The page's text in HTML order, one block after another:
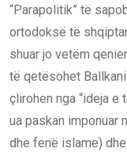
“Parapolitik” të
ortodoksë të
shuar jo vetëm
të qetësohet
çlirohen nga “ideja
ua paskan imponuar
dhe fenë islame)